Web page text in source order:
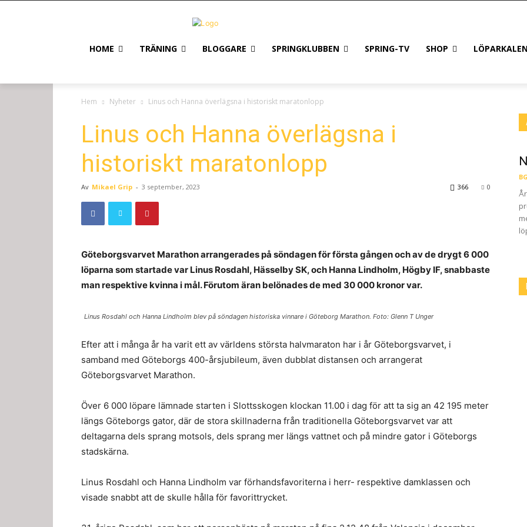
HOME TRÄNING BLOGGARE SPRINGKLUBBEN SPRING-TV SHOP
Hem Nyheter Linus och Hanna överlägsna i historiskt maratonlopp
Linus och Hanna överlägsna i
historiskt maratonlopp
Av Mikael Grip - 3 september, 2023 0
366
Göte­borgsvarvet Marathon arranger­ades på söndagen för förs­ta gån­gen och av de drygt6 000
löpar­na som star­tade var Linus Ros­dahl, Häs­sel­bySK,och Han­na Lind­holm, Hög­by IF,snab­baste
man respek­tive kvin­na i mål. Föru­tom äran belö­nades de med 30000kro­nor var.
Linus Rosdahl och Hanna Lindholm blev på söndagen historiska vinnare i Göteborg Marathon. Foto: Glenn T Unger
Efter att i många år ha varit ett av världens största halvmaraton har i år Göteborgsvarvet, i
samband med Göteborgs 400-årsjubileum, även dubblat distansen och arrangerat
Göteborgsvarvet Marathon.
Över 6 000 löpare lämnade starten i Slottsskogen klockan 11.00 i dag för att ta sig an 42 195 meter
längs Göteborgs gator, där de stora skillnaderna från traditionella Göteborgsvarvet var att
deltagarna dels sprang motsols, dels sprang mer längs vattnet och på mindre gator i Göteborgs
stadskärna.
Linus Rosdahl och Hanna Lindholm var förhandsfavoriterna i herr- respektive damklassen och
visade snabbt att de skulle hålla för favorittrycket.